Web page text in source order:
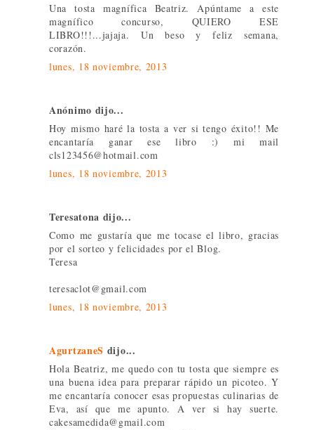
Una tosta magnífica Beatriz. Apúntame a este
magnífico concurso, QUIERO ESE
LIBRO!!!...jajaja. Un beso y feliz semana,
corazón.
lunes, 18 noviembre, 2013
Anónimo dijo...
Hoy mismo haré la tosta a ver si tengo éxito!! Me
encantaría ganar ese libro :) mi mail
cls123456@hotmail.com
lunes, 18 noviembre, 2013
Teresatona dijo...
Como me gustaría que me tocase el libro, gracias
por el sorteo y felicidades por el Blog.
Teresa
teresaclot@gmail.com
lunes, 18 noviembre, 2013
AgurtzaneS dijo...
Hola Beatriz, me quedo con tu tosta que siempre es
una buena idea para preparar rápido un picoteo. Y
me encantaría conocer esas propuestas culinarias de
Eva, así que me apunto. A ver si hay suerte.
cakesamedida@gmail.com